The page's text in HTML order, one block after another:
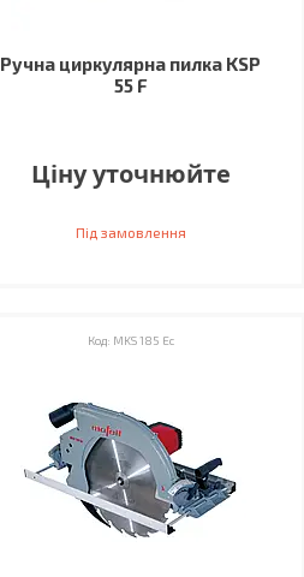
Ручна циркулярна пилка KSP
55 F
Ціну уточнюйте
Під замовлення
MKS 185 Ec